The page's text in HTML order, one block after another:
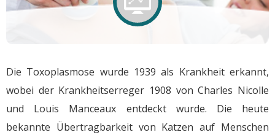
Die Toxoplasmose wurde 1939 als Krankheit erkannt,
wobei der Krankheitserreger 1908 von Charles Nicolle
und Louis Manceaux entdeckt wurde. Die heute
bekannte Übertragbarkeit von Katzen auf Menschen